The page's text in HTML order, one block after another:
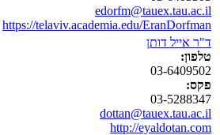
edorfm@tauex.tau.ac.il
https://telaviv.academia.edu/EranDorfman
ד"ר אייל דותן
טלפון:
03-6409502
פקס:
03-5288347
dottan@tauex.tau.ac.il
http://eyaldotan.com